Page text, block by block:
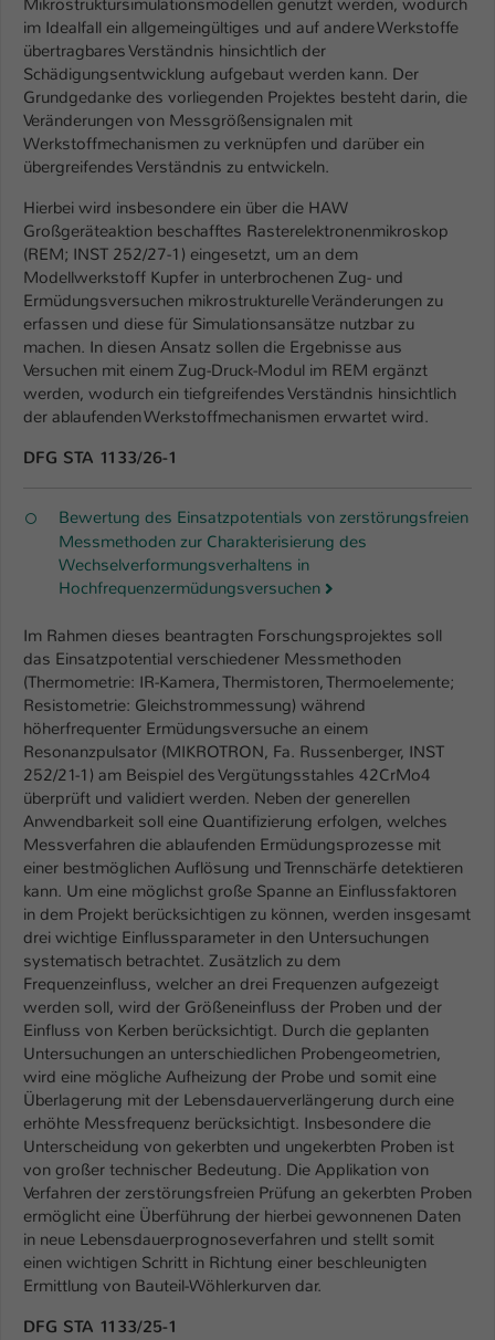
Mikrostruktursimulationsmodellen genutzt werden, wodurch
im Idealfall ein allgemeingültiges und auf andere Werkstoffe
übertragbares Verständnis hinsichtlich der
Schädigungsentwicklung aufgebaut werden kann. Der
Grundgedanke des vorliegenden Projektes besteht darin, die
Veränderungen von Messgrößensignalen mit
Werkstoffmechanismen zu verknüpfen und darüber ein
übergreifendes Verständnis zu entwickeln.
Hierbei wird insbesondere ein über die HAW
Großgeräteaktion beschafftes Rasterelektronenmikroskop
(REM; INST 252/27-1) eingesetzt, um an dem
Modellwerkstoff Kupfer in unterbrochenen Zug- und
Ermüdungsversuchen mikrostrukturelle Veränderungen zu
erfassen und diese für Simulationsansätze nutzbar zu
machen. In diesen Ansatz sollen die Ergebnisse aus
Versuchen mit einem Zug-Druck-Modul im REM ergänzt
werden, wodurch ein tiefgreifendes Verständnis hinsichtlich
der ablaufenden Werkstoffmechanismen erwartet wird.
DFG STA 1133/26-1
Bewertung des Einsatzpotentials von zerstörungsfreien
Messmethoden zur Charakterisierung des
Wechselverformungsverhaltens in
Hochfrequenzermüdungsversuchen
Im Rahmen dieses beantragten Forschungsprojektes soll
das Einsatzpotential verschiedener Messmethoden
(Thermometrie: IR-Kamera, Thermistoren, Thermoelemente;
Resistometrie: Gleichstrommessung) während
höherfrequenter Ermüdungsversuche an einem
Resonanzpulsator (MIKROTRON, Fa. Russenberger, INST
252/21-1) am Beispiel des Vergütungsstahles 42CrMo4
überprüft und validiert werden. Neben der generellen
Anwendbarkeit soll eine Quantifizierung erfolgen, welches
Messverfahren die ablaufenden Ermüdungsprozesse mit
einer bestmöglichen Auflösung und Trennschärfe detektieren
kann. Um eine möglichst große Spanne an Einflussfaktoren
in dem Projekt berücksichtigen zu können, werden insgesamt
drei wichtige Einflussparameter in den Untersuchungen
systematisch betrachtet. Zusätzlich zu dem
Frequenzeinfluss, welcher an drei Frequenzen aufgezeigt
werden soll, wird der Größeneinfluss der Proben und der
Einfluss von Kerben berücksichtigt. Durch die geplanten
Untersuchungen an unterschiedlichen Probengeometrien,
wird eine mögliche Aufheizung der Probe und somit eine
Überlagerung mit der Lebensdauerverlängerung durch eine
erhöhte Messfrequenz berücksichtigt. Insbesondere die
Unterscheidung von gekerbten und ungekerbten Proben ist
von großer technischer Bedeutung. Die Applikation von
Verfahren der zerstörungsfreien Prüfung an gekerbten Proben
ermöglicht eine Überführung der hierbei gewonnenen Daten
in neue Lebensdauerprognoseverfahren und stellt somit
einen wichtigen Schritt in Richtung einer beschleunigten
Ermittlung von Bauteil-Wöhlerkurven dar.
DFG STA 1133/25-1